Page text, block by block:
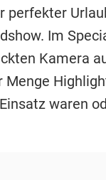
perfekter
Im
Kamera
Menge
waren